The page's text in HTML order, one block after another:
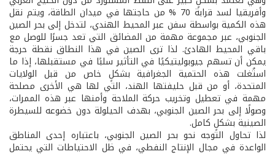
وأفريقيا لسد قرابة 70 % من حاجتها في ميدان الطاقة، ويتم نقل
هذه الكمية بواسطة سفن عبر المحيط الهندي، لتدخل إلى بحر الصين
الجنوبي، عبر مجموعة مهمة من المضائق التي تعد جسرًا للوصل مع
باقي المحيط الهادئ. لذا ترى الصين في هذا النطاق نقطة حرجة
يمكن أن تسهم جيوبوليتيكيًا في التأثير سلبًا في مستقبلها، إذا ما
استُغلت هذه الحتمية الجغرافية بشكلٍ خاص من قبل الولايات
المتحدة، أو من قبل حليفتها الهند، التي لها هي الأخرى مصلحة
مهمة في تعطيل وتخريب حركة الملاحة وأمنها عبر هذه الممرات،
وصولًا إلى بحر الصين الجنوبي، بهدف الحيلولة دون خضوعه للسيطرة
الصينية بشكلٍ كامل.
لذا تحاول التوجه نحو بحر الصين الجنوبي، باعتباره إحدى المناطق
الواعدة في مجال الإنتاج النفطي، في ظل الاحتياطات التي يحتمل